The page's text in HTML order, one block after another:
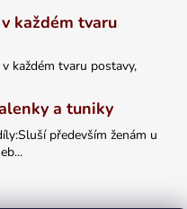
každém tvaru
každém tvaru postavy,
a tuniky
především ženám u